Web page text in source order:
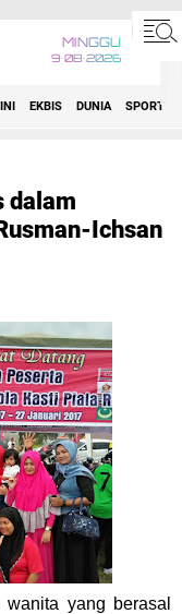
MINGGU
9•08•2026
EKBIS DUNIA SPORT
dalam
Ichsan
yang berasal